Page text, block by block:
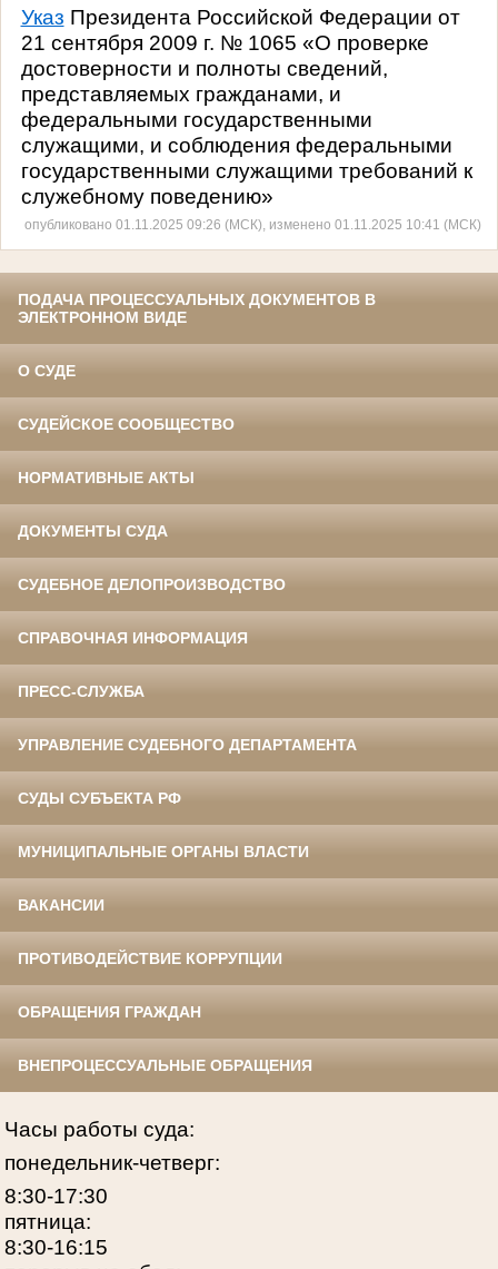
Указ Президента Российской Федерации от
21 сентября 2009 г. № 1065 «О проверке
достоверности и полноты сведений,
представляемых гражданами, и
федеральными государственными
служащими, и соблюдения федеральными
государственными служащими требований к
служебному поведению»
опубликовано 01.11.2025 09:26 (МСК), изменено 01.11.2025 10:41 (МСК)
ПОДАЧА ПРОЦЕССУАЛЬНЫХ ДОКУМЕНТОВ В
ЭЛЕКТРОННОМ ВИДЕ
О СУДЕ
СУДЕЙСКОЕ СООБЩЕСТВО
НОРМАТИВНЫЕ АКТЫ
ДОКУМЕНТЫ СУДА
СУДЕБНОЕ ДЕЛОПРОИЗВОДСТВО
СПРАВОЧНАЯ ИНФОРМАЦИЯ
ПРЕСС-СЛУЖБА
УПРАВЛЕНИЕ СУДЕБНОГО ДЕПАРТАМЕНТА
СУДЫ СУБЪЕКТА РФ
МУНИЦИПАЛЬНЫЕ ОРГАНЫ ВЛАСТИ
ВАКАНСИИ
ПРОТИВОДЕЙСТВИЕ КОРРУПЦИИ
ОБРАЩЕНИЯ ГРАЖДАН
ВНЕПРОЦЕССУАЛЬНЫЕ ОБРАЩЕНИЯ
Часы работы суда:
понедельник-четверг:
8:30-17:30
пятница:
8:30-16:15